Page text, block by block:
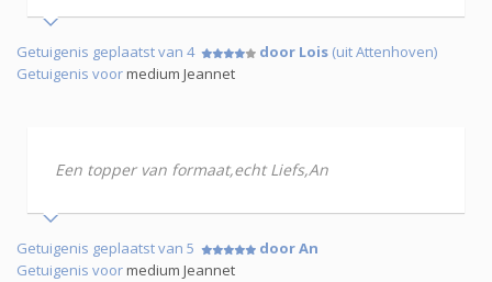
Getuigenis geplaatst van 4 door Lois (uit Attenhoven)
Getuigenis voormedium Jeannet
Een topper van formaat,echt Liefs,An
Getuigenis geplaatst van 5
door An
Getuigenis voormedium Jeannet